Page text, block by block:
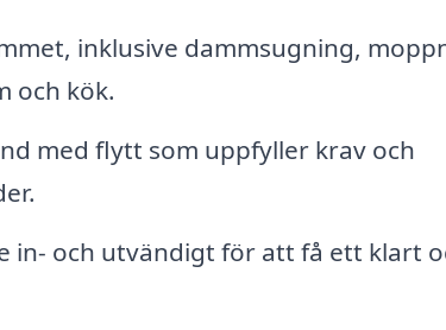
inklusive dammsugning,
och kök.
med flytt som uppfyller krav och
in- och utvändigt för att få ett klart